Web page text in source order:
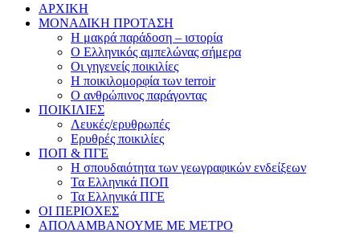
ΑΡΧΙΚΗ
ΜΟΝΑΔΙΚΗ ΠΡΟΤΑΣΗ
Η μακρά παράδοση – ιστορία
Ο Ελληνικός αμπελώνας σήμερα
Οι γηγενείς ποικιλίες
Η ποικιλομορφία των terroir
O ανθρώπινος παράγοντας
ΠΟΙΚΙΛΙΕΣ
Λευκές/ερυθρωπές
Ερυθρές ποικιλίες
ΠΟΠ & ΠΓΕ
Η σπουδαιότητα των γεωγραφικών ενδείξεων
Τα Ελληνικά ΠΟΠ
Τα Ελληνικά ΠΓΕ
ΟΙ ΠΕΡΙΟΧΕΣ
ΑΠΟΛΑΜΒΑΝΟΥΜΕ ΜΕ ΜΕΤΡΟ